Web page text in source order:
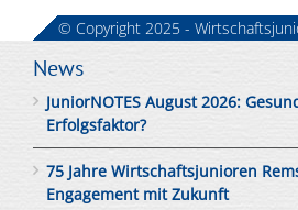
News
JuniorNOTES August 2026:
Erfolgsfaktor?
75 Jahre Wirtschaftsjunioren
Engagement mit Zukunft
© Copyright 2025 -